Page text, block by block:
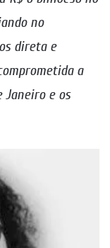
no
direta e
a
Janeiro e os